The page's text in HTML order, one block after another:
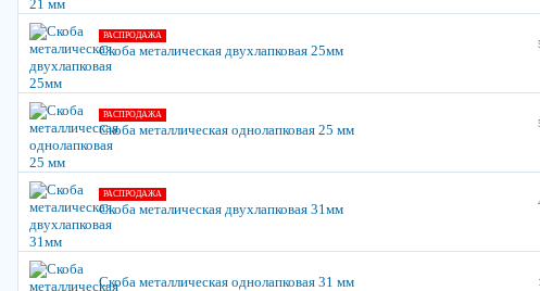
РАСПРОДАЖА
Скоба металическая двухлапковая 25мм
РАСПРОДАЖА
Скоба металлическая однолапковая 25 мм
РАСПРОДАЖА
Скоба металическая двухлапковая 31мм
Скоба металлическая однолапковая 31 мм